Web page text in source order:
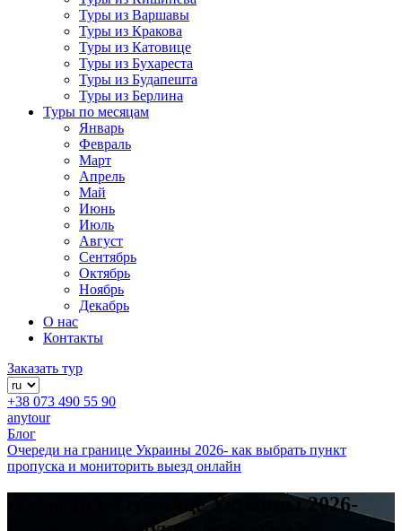
Туры из Варшавы
Туры из Кракова
Туры из Катовице
Туры из Бухареста
Туры из Будапешта
Туры из Берлина
Туры по месяцам
Январь
Февраль
Март
Апрель
Май
Июнь
Июль
Август
Сентябрь
Октябрь
Ноябрь
Декабрь
О нас
Контакты
Заказать тур
+38 073 490 55 90
anytour
Блог
Очереди на границе Украины 2026- как выбрать пункт
пропуска и мониторить выезд онлайн
Очереди на границе Украины 2026-